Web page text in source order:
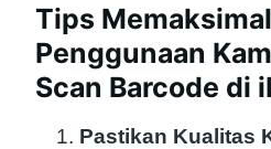
Tips
Penggunaan
Scan Barcode di
Pastikan Kualitas